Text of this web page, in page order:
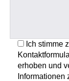
Ich stimme
erhoben und